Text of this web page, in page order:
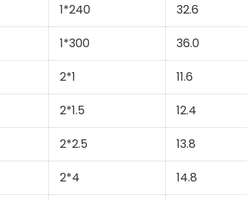
1*240 32.6
1*300 36.0
2*1 11.6
2*1.5 12.4
2*2.5 13.8
2*4 14.8